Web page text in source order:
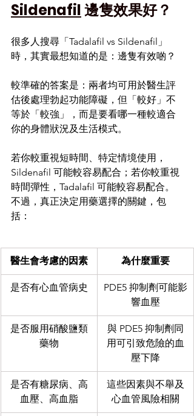
Sildenafil 邊隻效果好？
很多人搜尋「Tadalafil vs Sildenafil」
時，其實最想知道的是：邊隻有效啲？
較準確的答案是：兩者均可用於醫生評
估後處理勃起功能障礙，但「較好」不
等於「較強」，而是要看哪一種較適合
你的身體狀況及生活模式。
若你較重視短時間、特定情境使用，
Sildenafil 可能較容易配合；若你較重視
時間彈性，Tadalafil 可能較容易配合。
不過，真正決定用藥選擇的關鍵，包
括：
醫生會考慮的因素 為什麼重要
是否有心血管病史
PDE5 抑制劑可能影
響血壓
是否服用硝酸鹽類
藥物
與 PDE5 抑制劑同
用可引致危險的血
壓下降
是否有糖尿病、高
血壓、高血脂
這些因素與不舉及
心血管風險相關